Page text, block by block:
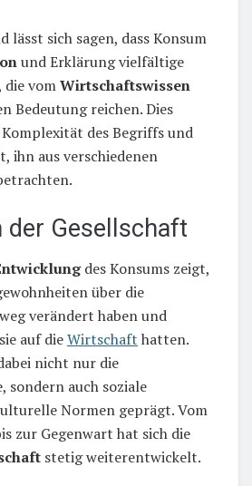
lässt sich sagen, dass Konsum
und Erklärung vielfältige
die vomWirtschaftswissen
Bedeutung reichen. Dies
des Begriffs und
ihn aus verschiedenen
der Gesellschaft
des Konsums zeigt,
über die
verändert haben und
auf dieWirtschaft hatten.
nicht nur die
sondern auch soziale
Normen geprägt. Vom
zur Gegenwart hat sich die
stetig weiterentwickelt.